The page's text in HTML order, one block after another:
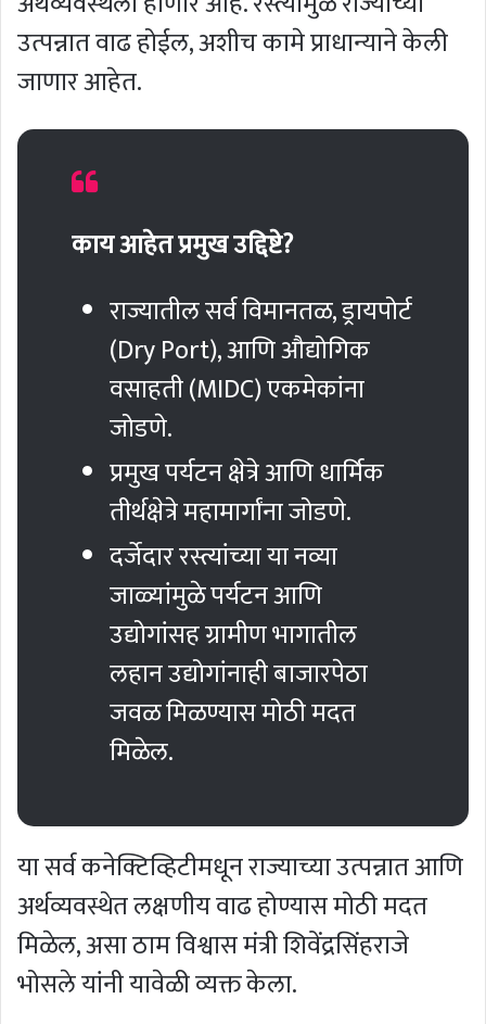
उत्पन्नात वाढ होईल, अशीच कामे प्राधान्याने केली
जाणार आहेत.
काय आहेत प्रमुख उद्दिष्टे?
राज्यातील सर्व विमानतळ, ड्रायपोर्ट
(Dry Port), आणि औद्योगिक
वसाहती (MIDC) एकमेकांना
जोडणे.
प्रमुख पर्यटन क्षेत्रे आणि धार्मिक
तीर्थक्षेत्रे महामार्गांना जोडणे.
दर्जेदार रस्त्यांच्या या नव्या
जाळ्यांमुळे पर्यटन आणि
उद्योगांसह ग्रामीण भागातील
लहान उद्योगांनाही बाजारपेठा
जवळ मिळण्यास मोठी मदत
मिळेल.
या सर्व कनेक्टिव्हिटीमधून राज्याच्या उत्पन्नात आणि
अर्थव्यवस्थेत लक्षणीय वाढ होण्यास मोठी मदत
मिळेल, असा ठाम विश्वास मंत्री शिवेंद्रसिंहराजे
भोसले यांनी यावेळी व्यक्त केला.